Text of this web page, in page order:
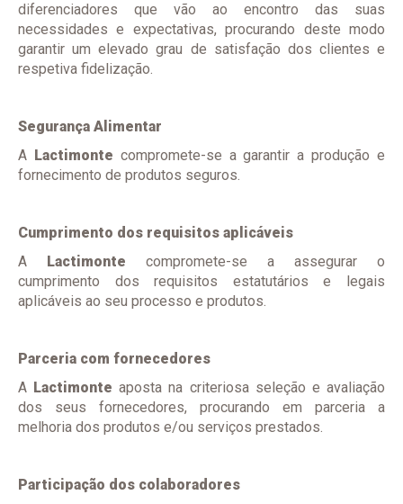
diferenciadores que vão ao encontro das suas
necessidades e expectativas, procurando deste modo
garantir um elevado grau de satisfação dos clientes e
respetiva fidelização.
Segurança Alimentar
A Lactimonte compromete-se a garantir a produção e
fornecimento de produtos seguros.
Cumprimento dos requisitos aplicáveis
A Lactimonte compromete-se a assegurar o
cumprimento dos requisitos estatutários e legais
aplicáveis ao seu processo e produtos.
Parceria com fornecedores
A Lactimonte aposta na criteriosa seleção e avaliação
dos seus fornecedores, procurando em parceria a
melhoria dos produtos e/ou serviços prestados.
Participação dos colaboradores